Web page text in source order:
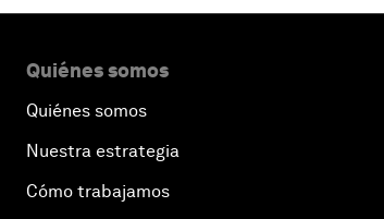
Quiénes somos
Quiénes somos
Nuestra estrategia
Cómo trabajamos